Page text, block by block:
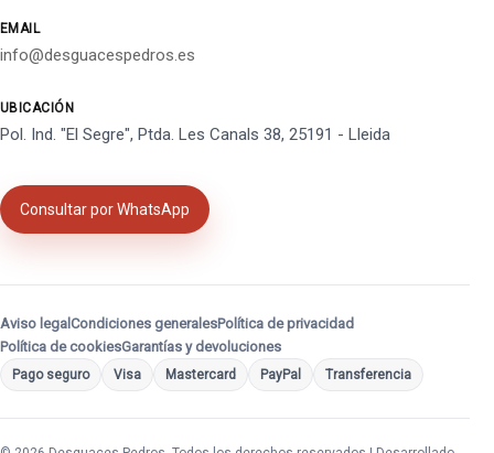
EMAIL
info@desguacespedros.es
UBICACIÓN
Pol. Ind. "El Segre", Ptda. Les Canals 38, 25191 - Lleida
Consultar por WhatsApp
Aviso legal Condiciones generalesPolítica de privacidad
Política de cookiesGarantías y devoluciones
Pago seguro Visa Mastercard PayPal Transferencia